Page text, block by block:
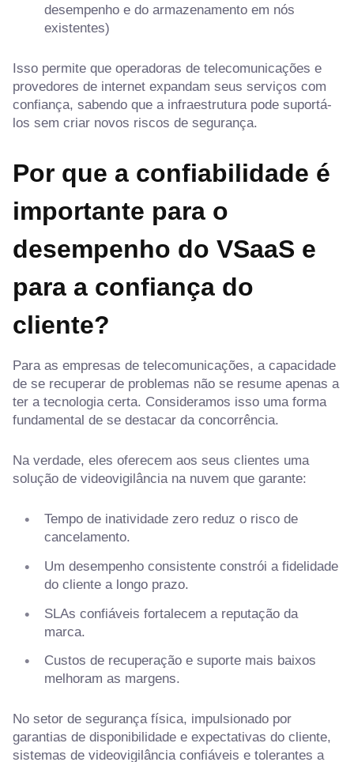
desempenho e do armazenamento em nós
existentes)
Isso permite que operadoras de telecomunicações e
provedores de internet expandam seus serviços com
confiança, sabendo que a infraestrutura pode suportá-
los sem criar novos riscos de segurança.
Por que a confiabilidade é
importante para o
desempenho do VSaaS e
para a confiança do
cliente?
Para as empresas de telecomunicações, a capacidade
de se recuperar de problemas não se resume apenas a
ter a tecnologia certa. Consideramos isso uma forma
fundamental de se destacar da concorrência.
Na verdade, eles oferecem aos seus clientes uma
solução de videovigilância na nuvem que garante:
Tempo de inatividade zero reduz o risco de
cancelamento.
Um desempenho consistente constrói a fidelidade
do cliente a longo prazo.
SLAs confiáveis fortalecem a reputação da
marca.
Custos de recuperação e suporte mais baixos
melhoram as margens.
No setor de segurança física, impulsionado por
garantias de disponibilidade e expectativas do cliente,
sistemas de videovigilância confiáveis e tolerantes a